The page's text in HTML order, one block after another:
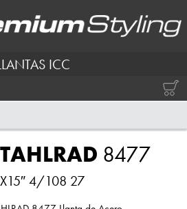
ICC
8477
4/108 27